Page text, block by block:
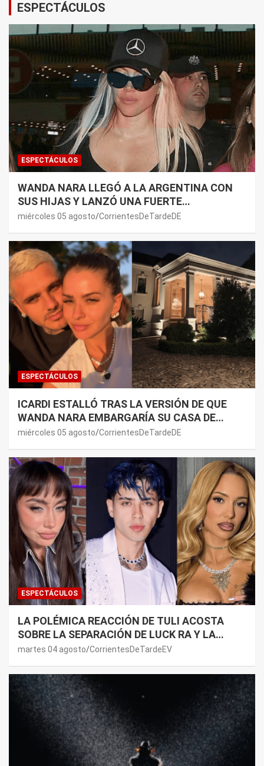
ESPECTÁCULOS
ESPECTÁCULOS
WANDA NARA LLEGÓ A LA ARGENTINA CON
SUS HIJAS Y LANZÓ UNA FUERTE
PREMONICIÓN SOBRE MAURO ICARDI
miércoles 05 agosto CorrientesDeTardeDE
ESPECTÁCULOS
ICARDI ESTALLÓ TRAS LA VERSIÓN DE QUE
WANDA NARA EMBARGARÍA SU CASA DE
NORDELTA: “NECESITAN RASCAR DE ALGÚN
miércoles 05 agosto CorrientesDeTardeDE
ESPECTÁCULOS
LA POLÉMICA REACCIÓN DE TULI ACOSTA
SOBRE LA SEPARACIÓN DE LUCK RA Y LA
JOAQUI: “¿MI VERDAD?”
martes 04 agosto CorrientesDeTardeEV